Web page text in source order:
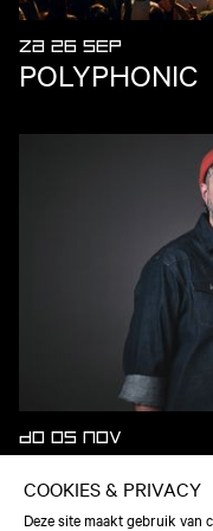
ZA 26 SEP
POLYPHONIC
DO 05 NOV
DIGITALISM